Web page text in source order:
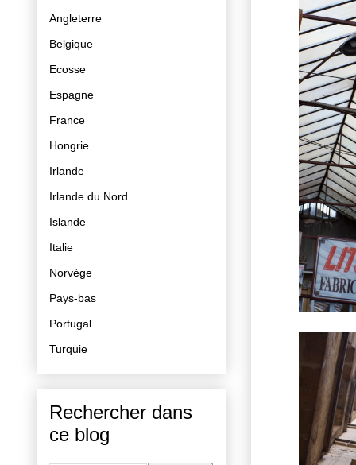
Angleterre
Belgique
Ecosse
Espagne
France
Hongrie
Irlande
Irlande du Nord
Islande
Italie
Norvège
Pays-bas
Portugal
Turquie
Rechercher dans
ce blog